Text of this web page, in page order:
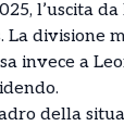
l’uscita
La divisione
invece a
della